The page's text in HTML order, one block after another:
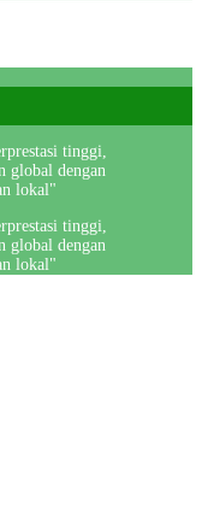
tinggi,
global dengan
lokal"
tinggi,
global dengan
lokal"